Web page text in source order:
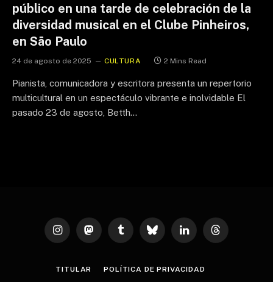
público en una tarde de celebración de la
diversidad musical en el Clube Pinheiros,
en São Paulo
24 de agosto de 2025 CULTURA 2 Mins Read
Pianista, comunicadora y escritora presenta un repertorio
multicultural en un espectáculo vibrante e inolvidable El
pasado 23 de agosto, Betth…
InstagramMastodonTumblr Bluesky LinkedInThreads
TITULAR POLÍTICA DE PRIVACIDAD